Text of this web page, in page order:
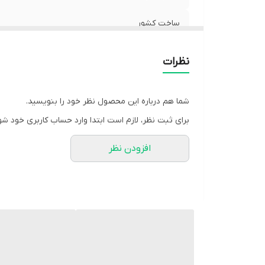
ساخت کشور
نظرات
شما هم درباره این محصول نظر خود را بنویسید.
برای ثبت نظر، لازم است ابتدا وارد حساب کاربری خود
افزودن نظر